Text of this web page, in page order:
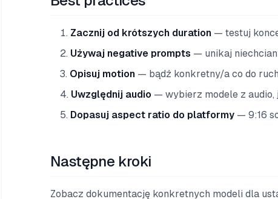
Zacznij od krótszych duration — testuj
Używaj negative prompts — unikaj
Opisuj motion — bądź konkretny/a co do
Uwzględnij audio — wybierz modele z
Dopasuj aspect ratio do platformy — 9:16
Następne kroki
Zobacz dokumentację konkretnych modeli dla